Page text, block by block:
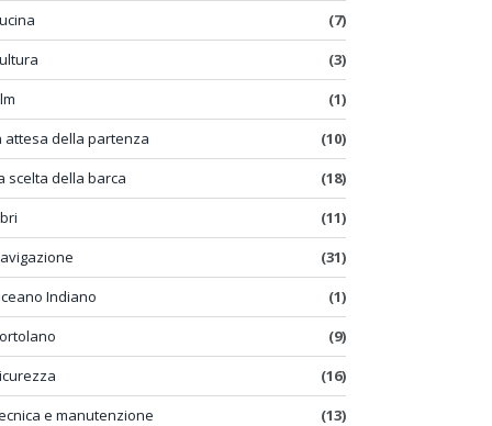
(7)
(3)
(1)
attesa della partenza
(10)
scelta della barca
(18)
(11)
(31)
Indiano
(1)
(9)
(16)
e manutenzione
(13)